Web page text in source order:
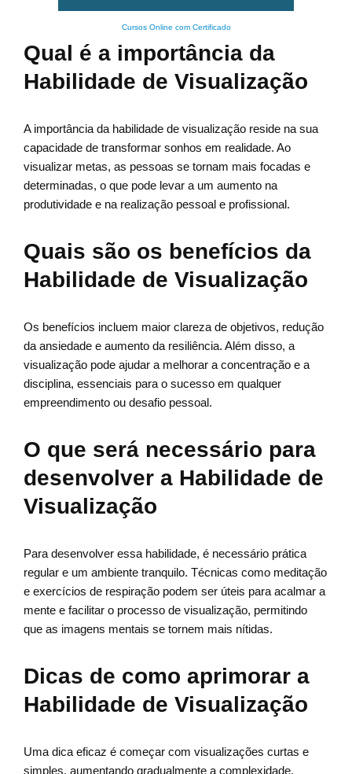
Cursos Online com Certificado
Qual é a importância da
Habilidade de Visualização
A importância da habilidade de visualização reside na sua
capacidade de transformar sonhos em realidade. Ao
visualizar metas, as pessoas se tornam mais focadas e
determinadas, o que pode levar a um aumento na
produtividade e na realização pessoal e profissional.
Quais são os benefícios da
Habilidade de Visualização
Os benefícios incluem maior clareza de objetivos, redução
da ansiedade e aumento da resiliência. Além disso, a
visualização pode ajudar a melhorar a concentração e a
disciplina, essenciais para o sucesso em qualquer
empreendimento ou desafio pessoal.
O que será necessário para
desenvolver a Habilidade de
Visualização
Para desenvolver essa habilidade, é necessário prática
regular e um ambiente tranquilo. Técnicas como meditação
e exercícios de respiração podem ser úteis para acalmar a
mente e facilitar o processo de visualização, permitindo
que as imagens mentais se tornem mais nítidas.
Dicas de como aprimorar a
Habilidade de Visualização
Uma dica eficaz é começar com visualizações curtas e
simples, aumentando gradualmente a complexidade.